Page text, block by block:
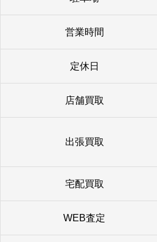
営業時間
定休日
店舗買取
出張買取
宅配買取
WEB査定